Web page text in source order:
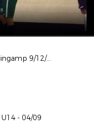
AG Caen - EA Guingamp 9/12/23
- 04/09